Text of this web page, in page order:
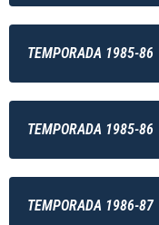
TEMPORADA 1985-86
TEMPORADA 1985-86
TEMPORADA 1986-87